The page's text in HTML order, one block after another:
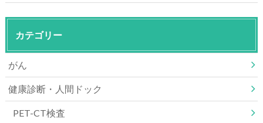
カテゴリー
がん
健康診断・人間ドック
PET-CT検査